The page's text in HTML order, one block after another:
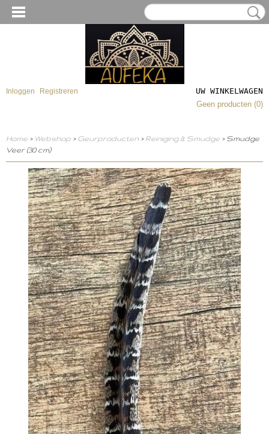
Inloggen Registreren
UW WINKELWAGEN
Geen producten (0)
Home > Webshop > Geurproducten > Reiniging & Smudge > Smudge
Veer (30 cm)